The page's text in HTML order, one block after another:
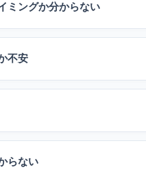
ミングか分からない
不安
らない